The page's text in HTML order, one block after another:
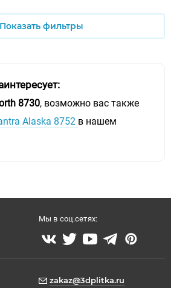
Показать фильтры
8730, возможно вас также
Alaska 8752 в нашем
Мы в соц.сетях:
zakaz@3dplitka.ru